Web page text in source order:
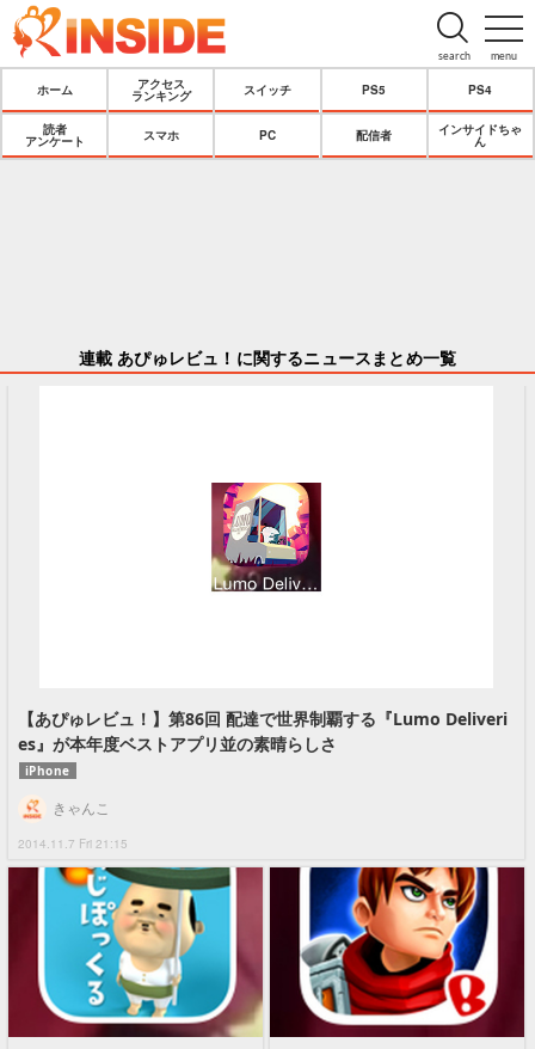
menu
search
ホーム
アクセス
ランキング
スイッチ PS5 PS4
読者
アンケート
スマホ PC 配信者
インサイドちゃ
ん
連載 あぴゅレビュ！に関するニュースまとめ一覧
【あぴゅレビュ！】第86回 配達で世界制覇する『Lumo Deliveri
es』が本年度ベストアプリ並の素晴らしさ
iPhone
2014.11.7 Fri 21:15
きゃんこ